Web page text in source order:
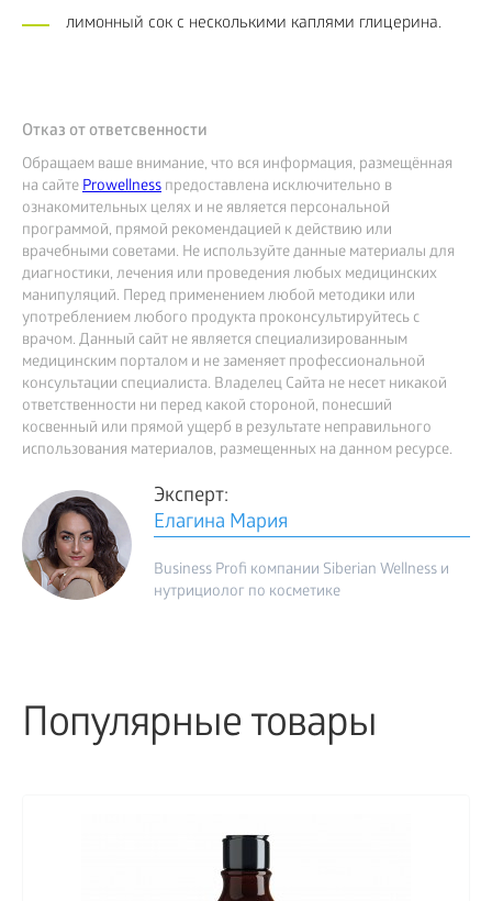
лимонный сок с несколькими каплями глицерина.
Отказ от ответсвенности
Обращаем ваше внимание, что вся информация, размещённая
на сайтеProwellness предоставлена исключительно в
ознакомительных целях и не является персональной
программой, прямой рекомендацией к действию или
врачебными советами. Не используйте данные материалы для
диагностики, лечения или проведения любых медицинских
манипуляций. Перед применением любой методики или
употреблением любого продукта проконсультируйтесь с
врачом. Данный сайт не является специализированным
медицинским порталом и не заменяет профессиональной
консультации специалиста. Владелец Сайта не несет никакой
ответственности ни перед какой стороной, понесший
косвенный или прямой ущерб в результате неправильного
использования материалов, размещенных на данном ресурсе.
Эксперт:
Елагина Мария
Business Profi компании Siberian Wellness и
нутрициолог по косметике
Популярные товары